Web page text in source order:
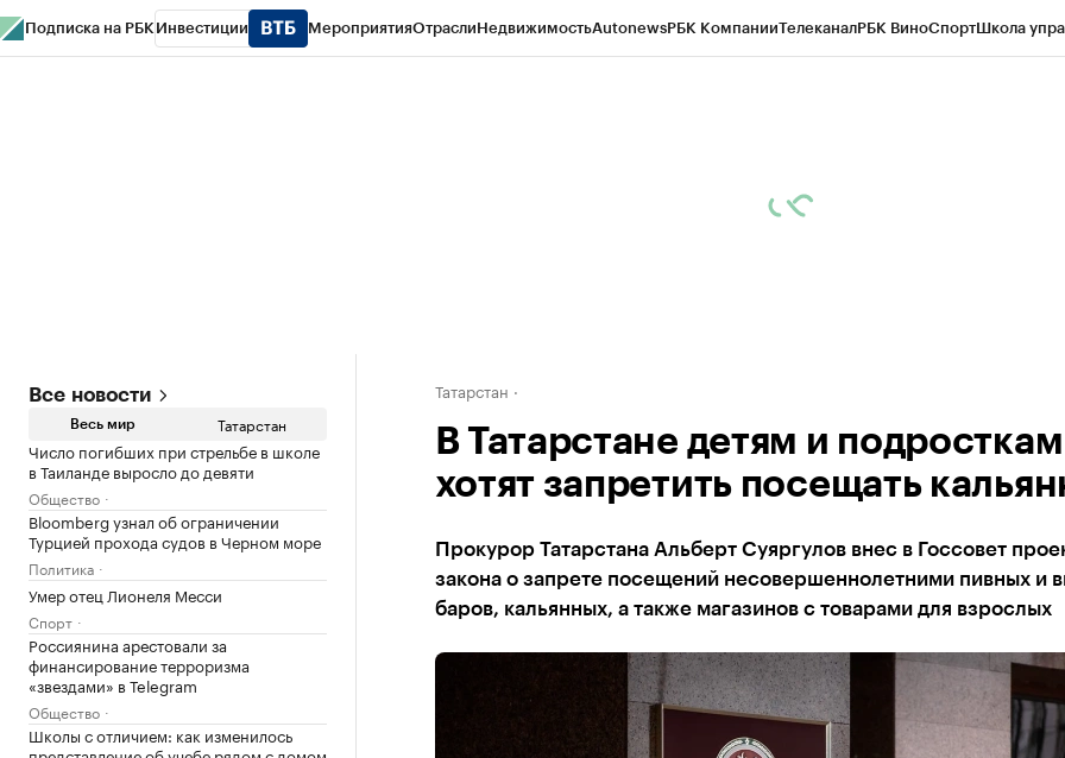
Подписка на РБК Инвестиции МероприятияОтраслиНедвижимостьAutonewsРБК КомпанииТелеканалРБК ВиноСпортШкола
Все новости
Весь мир Татарстан
Число погибших при стрельбе в школе
в Таиланде выросло до девяти
Общество
Bloomberg узнал об ограничении
Турцией прохода судов в Черном море
Политика
Умер отец Лионеля Месси
Спорт
Россиянина арестовали за
финансирование терроризма
«звездами» в Telegram
Общество
Школы с отличием: как изменилось
Татарстан
В Татарстане детям и подросткам
хотят запретить посещать
Прокурор Татарстана Альберт Суяргулов внес в Госсовет
закона о запрете посещений несовершеннолетними пивных и
баров, кальянных, а также магазинов с товарами для взрослых